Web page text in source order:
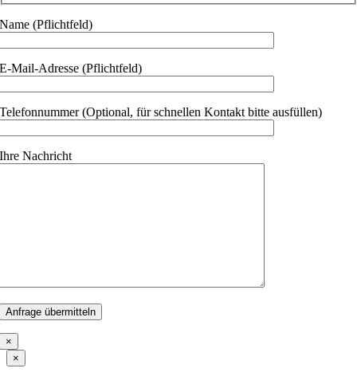
Name (Pflichtfeld)
E-Mail-Adresse (Pflichtfeld)
Telefonnummer (Optional, für schnellen Kontakt bitte ausfüllen)
Ihre Nachricht
×
Close
product
×